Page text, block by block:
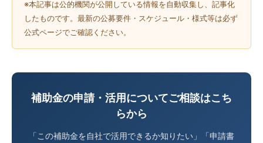
※本記事は公的機関が公開している情報を自動収集し、記事化
したものです。最新の公募要件・スケジュール・様式等は必ず
公式ページでご確認ください。
補助金の申請・活用についてご相談はこち
らから
「この補助金を自社で活用できるか知りたい」「申請書